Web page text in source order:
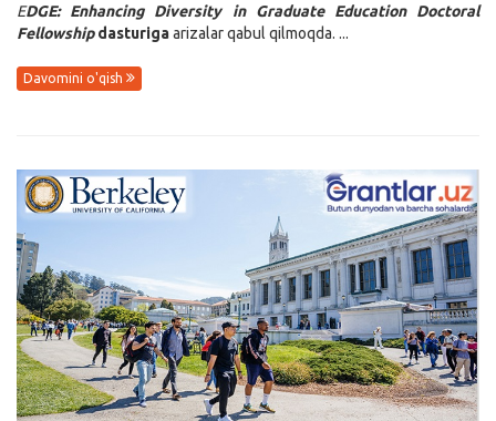
EDGE: Enhancing Diversity in Graduate Education Doctoral
Fellowshipdasturigaarizalar qabul qilmoqda. ...
Davomini o'qish